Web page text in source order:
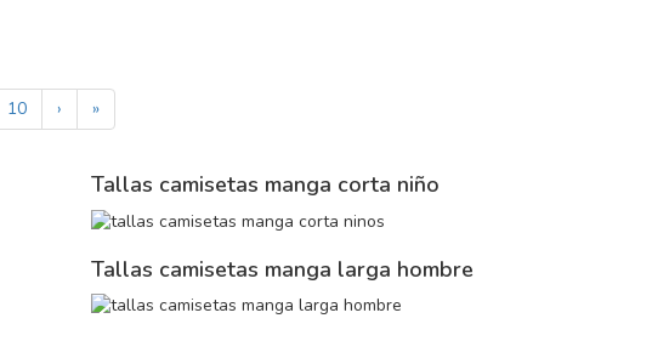
10 › »
Tallas camisetas manga corta niño
Tallas camisetas manga larga hombre